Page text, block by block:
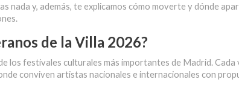
nada y, además, te explicamos cómo moverte y dónde
de la Villa 2026?
los festivales culturales más importantes de Madrid.
conviven artistas nacionales e internacionales con